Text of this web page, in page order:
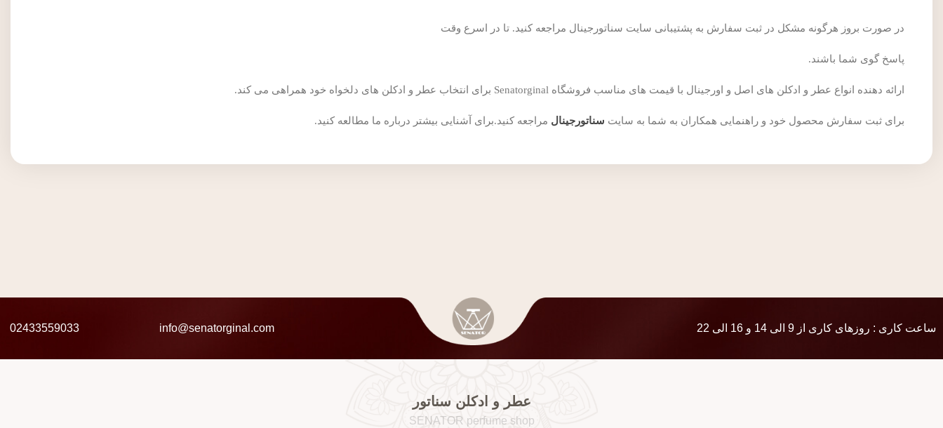
در صورت بروز هرگونه مشکل در ثبت سفارش به پشتیبانی سایت سناتورجینال مراجعه کنید. تا در اسرع وقت
پاسخ گوی شما باشند.
ارائه دهنده انواع عطر و ادکلن های اصل و اورجینال با قیمت های مناسب فروشگاه Senatorginal برای انتخاب عطر و ادکلن های دلخواه خود همراهی می کند.
برای ثبت سفارش محصول خود و راهنمایی همکاران به شما به سایت سناتورجینال مراجعه کنید.برای آشنایی بیشتر درباره ما مطالعه کنید.
ساعت کاری : روزهای کاری از 9 الی 14 و 16 الی 22 info@senatorginal.com
02433559033
عطر و ادکلن سناتور
SENATOR perfume shop